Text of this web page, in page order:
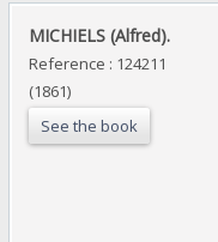
‎MICHIELS (Alfred).‎
Reference : 124211
(1861)
See the book